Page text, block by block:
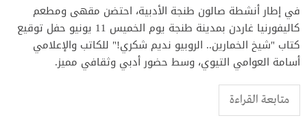
في إطار أنشطة صالون طنجة الأدبية، احتضن مقهى ومطعم
كاليفورنيا غاردن بمدينة طنجة يوم الخميس 11 يونيو حفل توقيع
كتاب "شيخ الخمارين.. الروبيو نديم شكري!" للكاتب والإعلامي
أسامة العوامي التيوي، وسط حضور أدبي وثقافي مميز.
متابعة القراءة